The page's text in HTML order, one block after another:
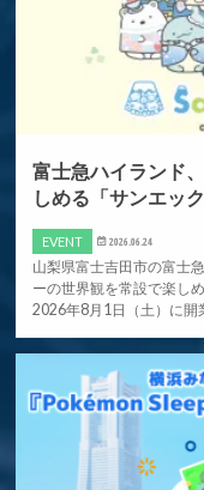
富士急ハイランド
しめる「サンエッ
EVENT 2026.06.24
山梨県富士吉田市の富士
ーの世界観を常設で楽し
2026年8月1日（土）に